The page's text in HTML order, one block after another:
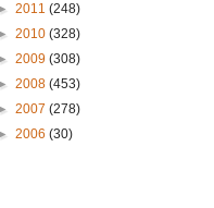
2011 (248)
2010 (328)
2009 (308)
2008 (453)
2007 (278)
2006 (30)